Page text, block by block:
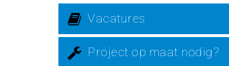
Vacatures
Project op maat nodig?